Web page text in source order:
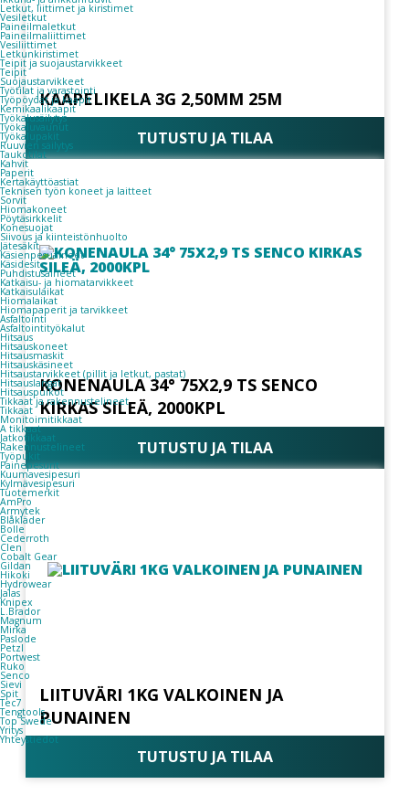
Letkut, liittimet ja kiristimet
Vesiletkut
Paineilmaletkut
Paineilmaliittimet
Vesiliittimet
Letkunkiristimet
Teipit ja suojaustarvikkeet
Teipit
Suojaustarvikkeet
Työtilat ja varastointi
Työpöydät ja kaapit
Kemikaalikaapit
Työkalusäilytys
Työkaluvaunut
Työkalupakit
Ruuvien säilytys
Taukotilat
Kahvit
Paperit
Kertakäyttöastiat
Teknisen työn koneet ja laitteet
Sorvit
Hiomakoneet
Pöytäsirkkelit
Konesuojat
Siivous ja kiinteistönhuolto
Jätesäkit
Käsienpesuaineet
Käsidesit
Puhdistusaineet
Katkaisu- ja hiomatarvikkeet
Katkaisulaikat
Hiomalaikat
Hiomapaperit ja tarvikkeet
Asfaltointi
Asfaltointityökalut
Hitsaus
Hitsauskoneet
Hitsausmaskit
Hitsauskäsineet
Hitsaustarvikkeet (pillit ja letkut, pastat)
Hitsauslangat
Hitsauspuikot
Tikkaat ja rakennustelineet
Tikkaat
Monitoimitikkaat
A tikkaat
Jatkotikkaat
Rakennustelineet
Työpukit
Painepesurit
Kuumavesipesuri
Kylmävesipesuri
Tuotemerkit
AmPro
Armytek
Blåkläder
Bolle
Cederroth
Clen
Cobalt Gear
Gildan
Hikoki
Hydrowear
Jalas
Knipex
L.Brador
Magnum
Mirka
Paslode
Petzl
Portwest
Ruko
Senco
Sievi
Spit
Tec7
Tengtools
Top Swede
Yritys
Yhteystiedot
KAAPELIKELA 3G 2,50MM 25M
TUTUSTU JA TILAA
KONENAULA 34° 75X2,9 TS SENCO
KIRKAS SILEÄ, 2000KPL
TUTUSTU JA TILAA
LIITUVÄRI 1KG VALKOINEN JA
PUNAINEN
TUTUSTU JA TILAA